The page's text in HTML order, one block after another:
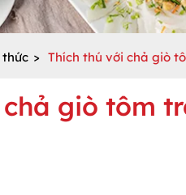
thức > Thích thú với chả giò
giò tôm